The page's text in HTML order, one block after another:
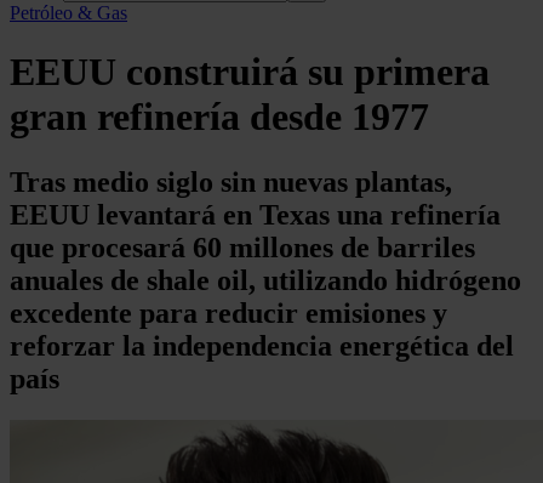
Petróleo & Gas
EEUU construirá su primera
gran refinería desde 1977
Tras medio siglo sin nuevas plantas,
EEUU levantará en Texas una refinería
que procesará 60 millones de barriles
anuales de shale oil, utilizando hidrógeno
excedente para reducir emisiones y
reforzar la independencia energética del
país